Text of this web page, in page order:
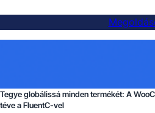
Tegye globálissá minden termékét: A
téve a FluentC-vel